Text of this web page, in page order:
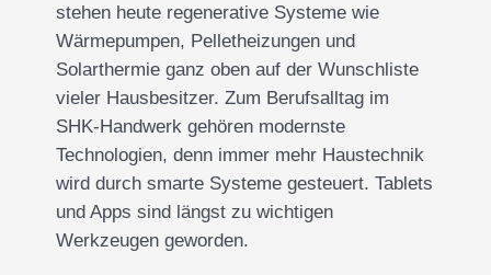
stehen heute regenerative Systeme wie
Wärmepumpen, Pelletheizungen und
Solarthermie ganz oben auf der Wunschliste
vieler Hausbesitzer. Zum Berufsalltag im
SHK-Handwerk gehören modernste
Technologien, denn immer mehr Haustechnik
wird durch smarte Systeme gesteuert. Tablets
und Apps sind längst zu wichtigen
Werkzeugen geworden.